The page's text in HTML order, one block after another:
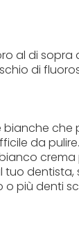
al di
di
che
da
crema
più denti